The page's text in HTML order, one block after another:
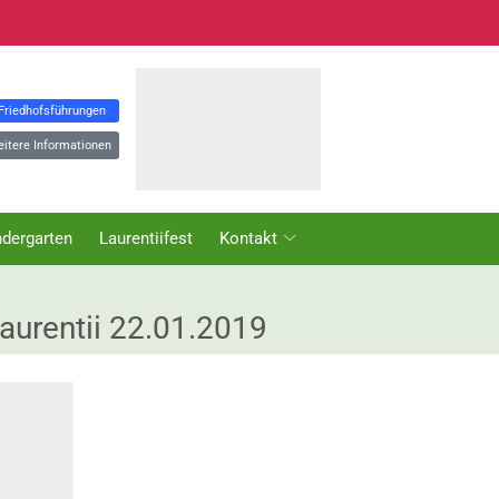
Informationen
Laurentiifest Kontakt
22.01.2019